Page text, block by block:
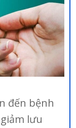
đến bệnh
lưu